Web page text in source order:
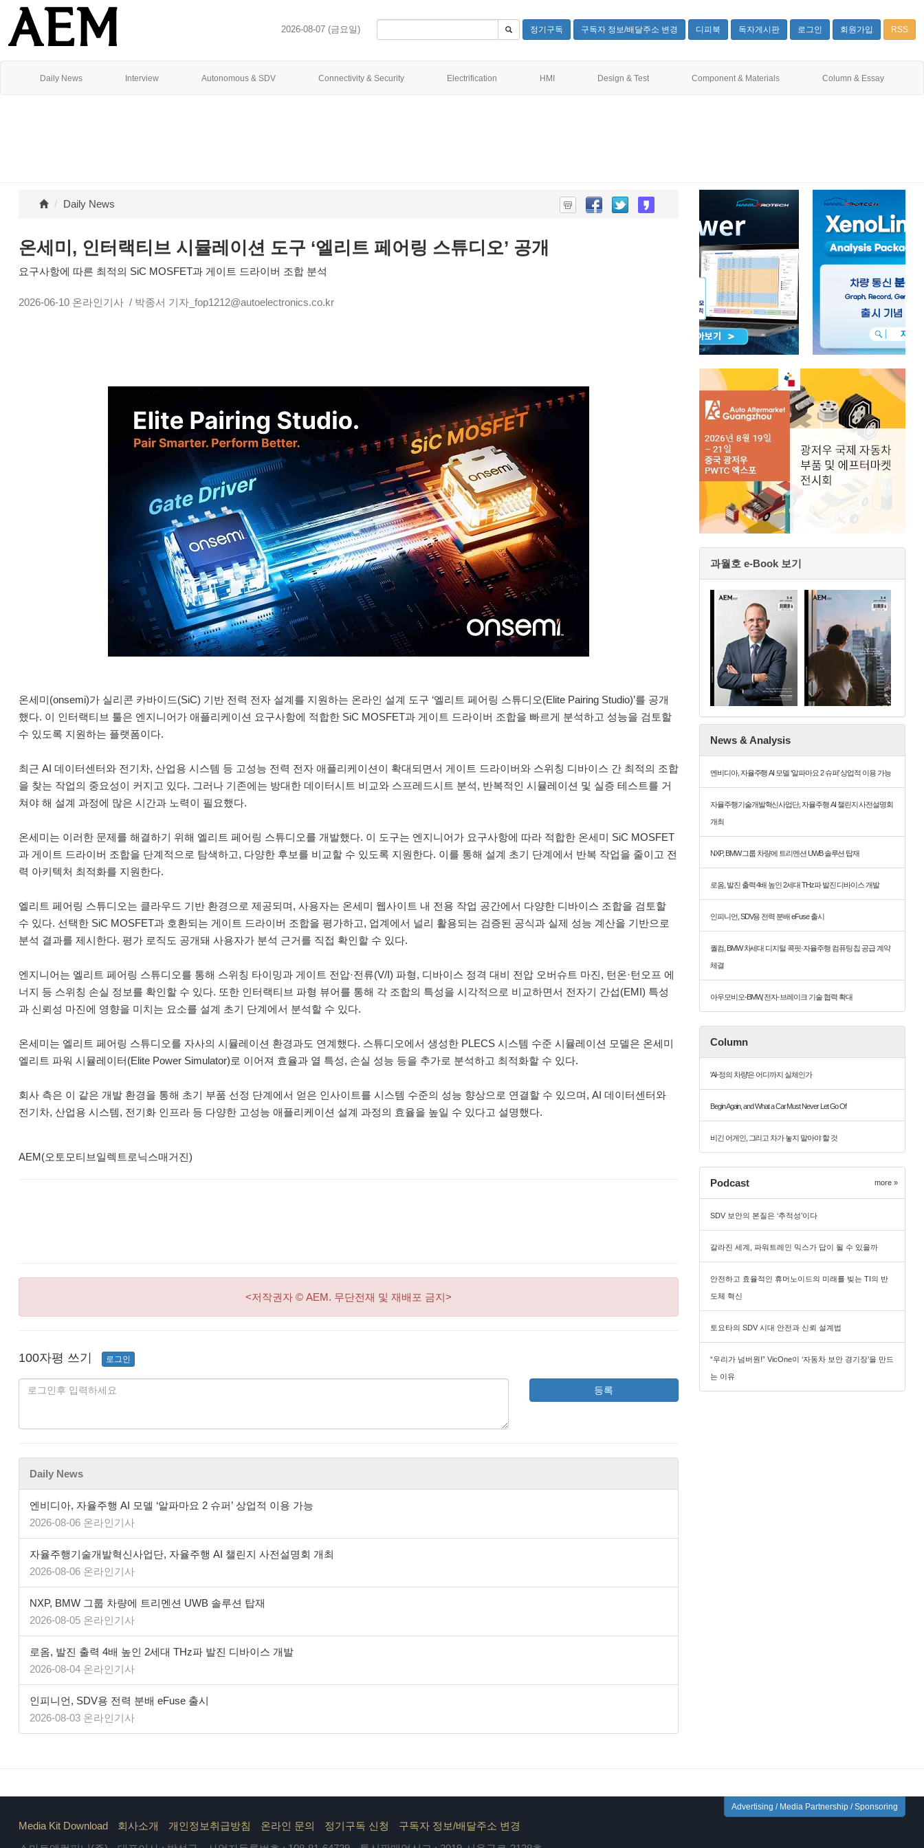
2026-08-07 (금요일) 정기구독 구독자 정보/배달주소 변경 디피북 독자게시판 로그인 회원가입 RSS
Daily News Interview Autonomous & SDV Connectivity & Security Electrification HMI Design & Test Component & Materials Column & Essay
Daily News
온세미, 인터랙티브 시뮬레이션 도구 ‘엘리트 페어링 스튜디오’ 공개
요구사항에 따른 최적의 SiC MOSFET과 게이트 드라이버 조합 분석
2026-06-10 온라인기사 / 박종서 기자_fop1212@autoelectronics.co.kr
온세미(onsemi)가 실리콘 카바이드(SiC) 기반 전력 전자 설계를 지원하는 온라인 설계 도구 ‘엘리트 페어링 스튜디오(Elite Pairing Studio)’를 공개
했다. 이 인터랙티브 툴은 엔지니어가 애플리케이션 요구사항에 적합한 SiC MOSFET과 게이트 드라이버 조합을 빠르게 분석하고 성능을 검토할
수 있도록 지원하는 플랫폼이다.
최근 AI 데이터센터와 전기차, 산업용 시스템 등 고성능 전력 전자 애플리케이션이 확대되면서 게이트 드라이버와 스위칭 디바이스 간 최적의 조합
을 찾는 작업의 중요성이 커지고 있다. 그러나 기존에는 방대한 데이터시트 비교와 스프레드시트 분석, 반복적인 시뮬레이션 및 실증 테스트를 거
쳐야 해 설계 과정에 많은 시간과 노력이 필요했다.
온세미는 이러한 문제를 해결하기 위해 엘리트 페어링 스튜디오를 개발했다. 이 도구는 엔지니어가 요구사항에 따라 적합한 온세미 SiC MOSFET
과 게이트 드라이버 조합을 단계적으로 탐색하고, 다양한 후보를 비교할 수 있도록 지원한다. 이를 통해 설계 초기 단계에서 반복 작업을 줄이고 전
력 아키텍처 최적화를 지원한다.
엘리트 페어링 스튜디오는 클라우드 기반 환경으로 제공되며, 사용자는 온세미 웹사이트 내 전용 작업 공간에서 다양한 디바이스 조합을 검토할
수 있다. 선택한 SiC MOSFET과 호환되는 게이트 드라이버 조합을 평가하고, 업계에서 널리 활용되는 검증된 공식과 실제 성능 계산을 기반으로
분석 결과를 제시한다. 평가 로직도 공개돼 사용자가 분석 근거를 직접 확인할 수 있다.
엔지니어는 엘리트 페어링 스튜디오를 통해 스위칭 타이밍과 게이트 전압·전류(V/I) 파형, 디바이스 정격 대비 전압 오버슈트 마진, 턴온·턴오프 에
너지 등 스위칭 손실 정보를 확인할 수 있다. 또한 인터랙티브 파형 뷰어를 통해 각 조합의 특성을 시각적으로 비교하면서 전자기 간섭(EMI) 특성
과 신뢰성 마진에 영향을 미치는 요소를 설계 초기 단계에서 분석할 수 있다.
온세미는 엘리트 페어링 스튜디오를 자사의 시뮬레이션 환경과도 연계했다. 스튜디오에서 생성한 PLECS 시스템 수준 시뮬레이션 모델은 온세미
엘리트 파워 시뮬레이터(Elite Power Simulator)로 이어져 효율과 열 특성, 손실 성능 등을 추가로 분석하고 최적화할 수 있다.
회사 측은 이 같은 개발 환경을 통해 초기 부품 선정 단계에서 얻은 인사이트를 시스템 수준의 성능 향상으로 연결할 수 있으며, AI 데이터센터와
전기차, 산업용 시스템, 전기화 인프라 등 다양한 고성능 애플리케이션 설계 과정의 효율을 높일 수 있다고 설명했다.
AEM(오토모티브일렉트로닉스매거진)
<저작권자 © AEM. 무단전재 및 재배포 금지>
100자평 쓰기 로그인
등록
Daily News
엔비디아, 자율주행 AI 모델 ‘알파마요 2 슈퍼’ 상업적 이용 가능
2026-08-06 온라인기사
자율주행기술개발혁신사업단, 자율주행 AI 챌린지 사전설명회 개최
2026-08-06 온라인기사
NXP, BMW 그룹 차량에 트리멘션 UWB 솔루션 탑재
2026-08-05 온라인기사
로옴, 발진 출력 4배 높인 2세대 THz파 발진 디바이스 개발
2026-08-04 온라인기사
인피니언, SDV용 전력 분배 eFuse 출시
2026-08-03 온라인기사
과월호 e-Book 보기
News & Analysis
엔비디아, 자율주행 AI 모델 ‘알파마요 2 슈퍼’ 상업적 이용 가능
자율주행기술개발혁신사업단, 자율주행 AI 챌린지 사전설명회
개최
NXP, BMW 그룹 차량에 트리멘션 UWB 솔루션 탑재
로옴, 발진 출력 4배 높인 2세대 THz파 발진 디바이스 개발
인피니언, SDV용 전력 분배 eFuse 출시
퀄컴, BMW 차세대 디지털 콕핏·자율주행 컴퓨팅 칩 공급 계약
체결
아우모비오-BMW, 전자·브레이크 기술 협력 확대
Column
'AI-정의 차량'은 어디까지 실체인가
Begin Again, and What a Car Must Never Let Go Of
비긴 어게인, 그리고 차가 놓지 말아야 할 것
Podcast more »
SDV 보안의 본질은 ‘추적성’이다
갈라진 세계, 파워트레인 믹스가 답이 될 수 있을까
안전하고 효율적인 휴머노이드의 미래를 빚는 TI의 반
도체 혁신
토요타의 SDV 시대 안전과 신뢰 설계법
“우리가 넘버원!” VicOne이 ‘자동차 보안 경기장’을 만드
는 이유
Advertising / Media Partnership / Sponsoring
Media Kit Download 회사소개 개인정보취급방침 온라인 문의 정기구독 신청
구독자 정보/배달주소 변경